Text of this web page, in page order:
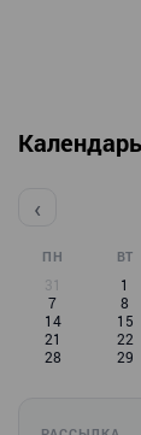
‹
ПН ВТ
31 1
7
8
14
15
21
22
28
29